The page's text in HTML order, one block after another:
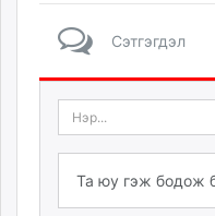
Сэтгэгдэл